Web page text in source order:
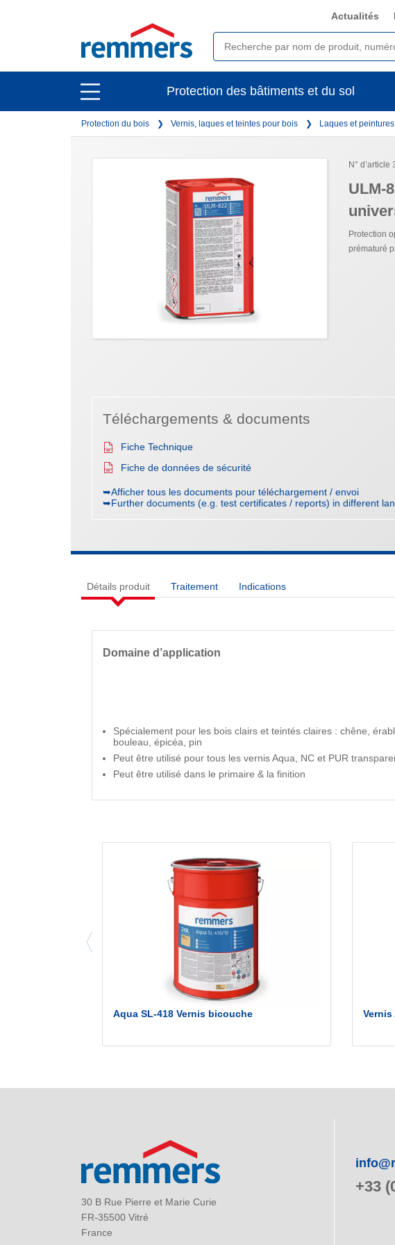
open
main
navigation
Actualités
open
main
Protection des bâtiments et du sol
Protection du bois Vernis, laques et teintes pour bois Laques et
N° d’article
ULM-
Protection
prématuré
Téléchargements & documents
Fiche Technique
Fiche de données de sécurité
➥Afficher tous les documents pour téléchargement / envoi
➥Further documents (e.g. test certificates / reports) in different
Détails produit Traitement Indications
Domaine d’application
Spécialement pour les bois clairs et teintés claires : chêne,
bouleau, épicéa, pin
Peut être utilisé pour tous les vernis Aqua, NC et PUR
Peut être utilisé dans le primaire & la finition
Aqua SL-418 Vernis bicouche Vernis
30 B Rue Pierre et Marie Curie
FR-35500 Vitré
France
+33